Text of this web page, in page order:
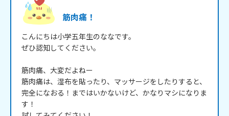
筋肉痛！
こんにちは小学五年生のななです。
ぜひ認知してください。
筋肉痛、大変だよねー
筋肉痛は、湿布を貼ったり、マッサージをしたりすると、
完全になおる！まではいかないけど、かなりマシになりま
す！